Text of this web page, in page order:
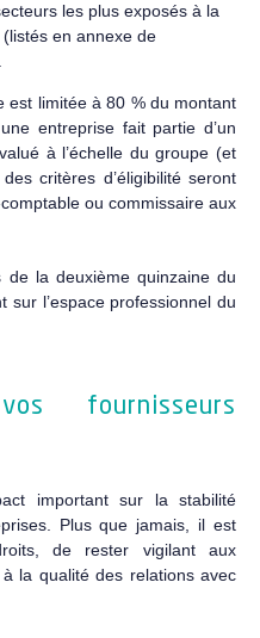
les plus exposés à la
en annexe de
est limitée à 80 % du montant
entreprise fait partie d’un
à l’échelle du groupe (et
critères d’éligibilité seront
ou commissaire aux
la deuxième quinzaine du
sur l’espace professionnel du
fournisseurs
important sur la stabilité
Plus que jamais, il est
de rester vigilant aux
la qualité des relations avec